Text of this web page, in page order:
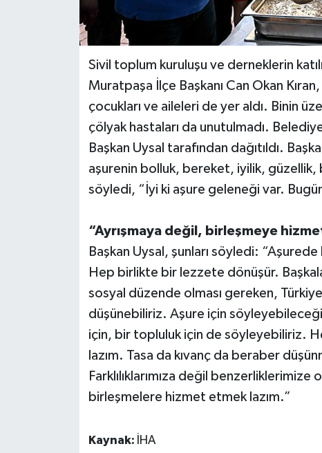
Sivil toplum kuruluşu ve derneklerin
Muratpaşa İlçe Başkanı Can Okan
çocukları ve aileleri de yer aldı. Binin
çölyak hastaları da unutulmadı.
Başkan Uysal tarafından dağıtıldı.
aşurenin bolluk, bereket, iyilik,
söyledi, “İyi ki aşure geleneği var.
“Ayrışmaya değil, birleşmeye
Başkan Uysal, şunları söyledi:
Hep birlikte bir lezzete dönüşür.
sosyal düzende olması gereken,
düşünebiliriz. Aşure için
için, bir topluluk için de söyleyebiliriz.
lazım. Tasa da kıvanç da beraber
Farklılıklarımıza değil benzerliklerimize
birleşmelere hizmet etmek lazım.”
Kaynak: İHA
Siyaset
Sosyal medya
Televizyon